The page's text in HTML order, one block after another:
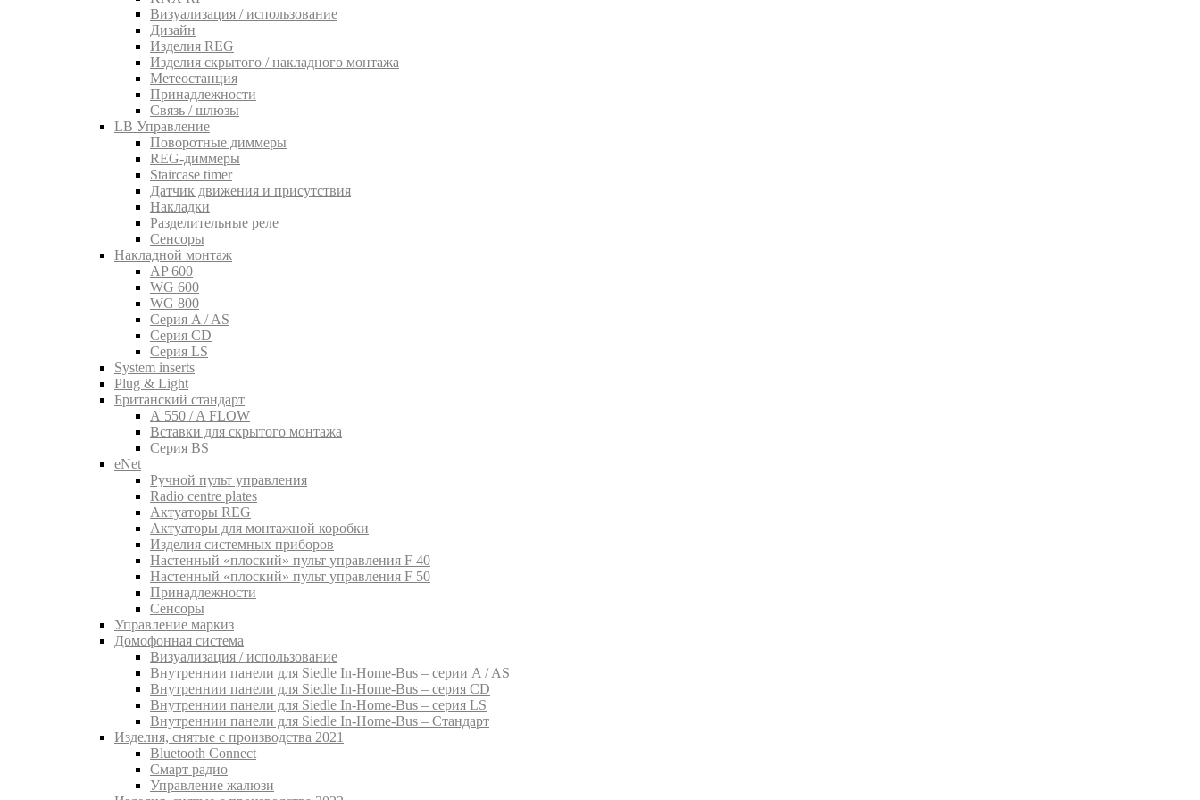
Визуализация / использование
Дизайн
Изделия REG
Изделия скрытого / накладного монтажа
Метеостанция
Принадлежности
Связь / шлюзы
LB Управление
Поворотные диммеры
REG-диммеры
Staircase timer
Датчик движения и присутствия
Накладки
Разделительные реле
Сенсоры
Накладной монтаж
AP 600
WG 600
WG 800
Серия A / AS
Серия CD
Серия LS
System inserts
Plug & Light
Британский стандарт
A 550 / A FLOW
Вставки для скрытого монтажа
Серия BS
eNet
Pучной пульт управления
Radio centre plates
Актуаторы REG
Актуаторы для монтажной коробки
Изделия системных приборов
Настенный «плоский» пульт управления F 40
Настенный «плоский» пульт управления F 50
Принадлежности
Сенсоры
Управление маркиз
Домофонная система
Визуализация / использование
Внутреннии панели для Siedle In-Home-Bus – серии A / AS
Внутреннии панели для Siedle In-Home-Bus – серия CD
Внутреннии панели для Siedle In-Home-Bus – серия LS
Внутреннии панели для Siedle In-Home-Bus – Стандарт
Изделия, снятые с производства 2021
Bluetooth Connect
Смарт радио
Управление жалюзи